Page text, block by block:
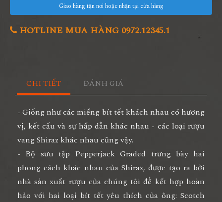
Giao hàng tận nơi hoặc nhận tại cửa hàng
HOTLINE MUA HÀNG 0972.12345.1
CHI TIẾT ĐÁNH GIÁ
- Giống như các miếng bít tết khách nhau có hương
vị, kết cấu và sự hấp dẫn khác nhau - các loại rượu
vang Shiraz khác nhau cũng vậy.
- Bộ sưu tập Pepperjack Graded trưng bày hai
phong cách khác nhau của Shiraz, được tạo ra bởi
nhà sản xuất rượu của chúng tôi để kết hợp hoàn
hảo với hai loại bít tết yêu thích của ông: Scotch